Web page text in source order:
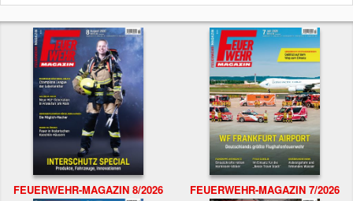
FEUERWEHR-MAGAZIN 8/2026 FEUERWEHR-MAGAZIN 7/2026